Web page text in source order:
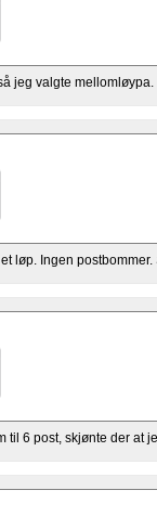
jeg valgte
løp. Ingen
til 6 post, skjønte der at